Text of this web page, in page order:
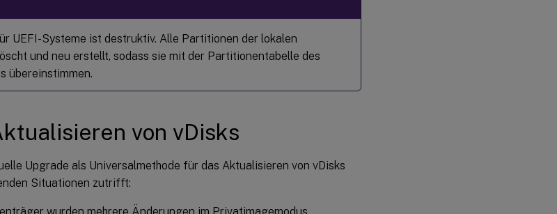
UEFI-Systeme ist destruktiv. Alle Partitionen der lokalen
und neu erstellt, sodass sie mit der Partitionentabelle des
übereinstimmen.
von vDisks
Upgrade als Universalmethode für das Aktualisieren von vDisks
Situationen zutrifft:
wurden mehrere Änderungen im Privatimagemodus